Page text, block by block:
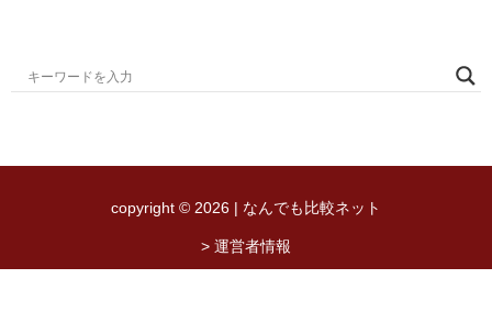
copyright © 2026 | なんでも比較ネット
> 運営者情報